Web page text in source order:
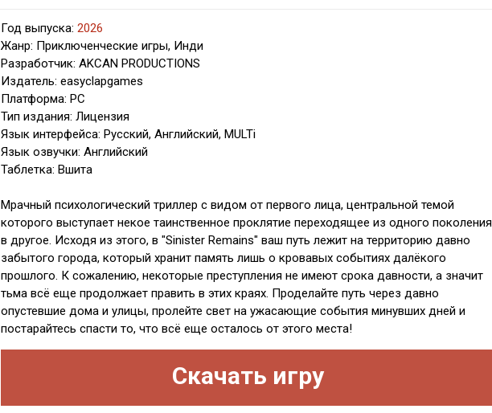
Год выпуска: 2026
Жанр: Приключенческие игры, Инди
Разработчик: AKCAN PRODUCTIONS
Издатель: easyclapgames
Платформа: PC
Тип издания: Лицензия
Язык интерфейса: Русский, Английский, MULTi
Язык озвучки: Английский
Таблетка: Вшита
Мрачный психологический триллер с видом от первого лица, центральной темой
которого выступает некое таинственное проклятие переходящее из одного поколения
в другое. Исходя из этого, в "Sinister Remains" ваш путь лежит на территорию давно
забытого города, который хранит память лишь о кровавых событиях далёкого
прошлого. К сожалению, некоторые преступления не имеют срока давности, а значит
тьма всё еще продолжает править в этих краях. Проделайте путь через давно
опустевшие дома и улицы, пролейте свет на ужасающие события минувших дней и
постарайтесь спасти то, что всё еще осталось от этого места!
Скачать игру